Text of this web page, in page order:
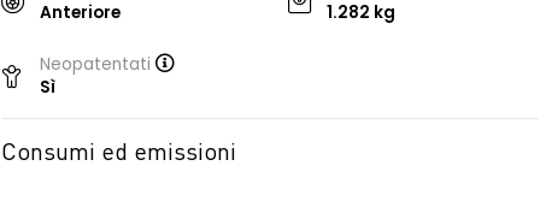
Anteriore
1.282 kg
Neopatentati
Sì
Consumi ed emissioni